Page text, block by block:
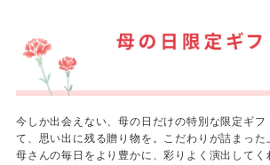
今しか出会えない、母の日だけの特別な限定ギフ
て、思い出に残る贈り物を。こだわりが詰まった
母さんの毎日をより豊かに、彩りよく演出してく